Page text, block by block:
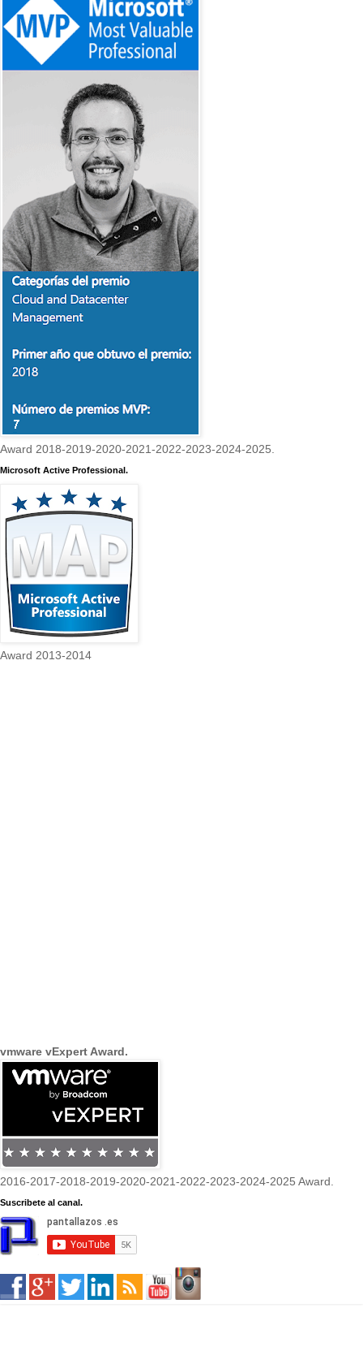
Award 2018-2019-2020-2021-2022-2023-2024-2025.
Microsoft Active Professional.
Award 2013-2014
vmware vExpert Award.
2016-2017-2018-2019-2020-2021-2022-2023-2024-2025 Award.
Suscribete al canal.